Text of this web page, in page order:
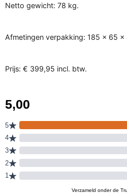
Netto gewicht: 78 kg.
Afmetingen verpakking: 185 x 65
Prijs: € 399,95 incl. btw.